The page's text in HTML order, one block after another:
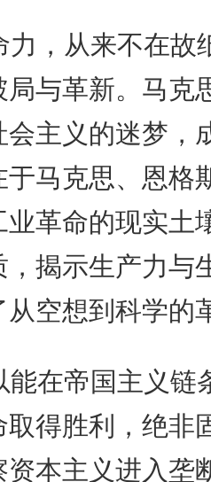
力，从来不在故
局与革新。马克
主义的迷梦，
于马克思、恩格
业革命的现实土
，揭示生产力与
空想到科学的
能在帝国主义链
得胜利，绝非
本主义进入垄